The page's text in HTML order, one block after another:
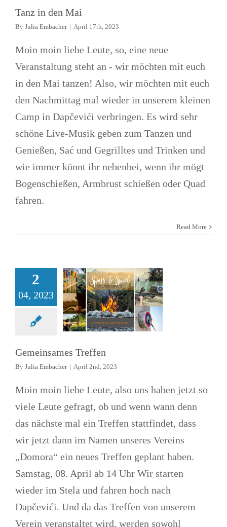
Tanz in den Mai
By Julia Embacher | April 17th, 2023
Moin moin liebe Leute, so, eine neue
Veranstaltung steht an - wir möchten mit euch
in den Mai tanzen! Also, wir möchten mit euch
den Nachmittag mal wieder in unserem kleinen
Camp in Dapčevići verbringen. Es wird sehr
schöne Live-Musik geben zum Tanzen und
Genießen, Sać und Gegrilltes und Trinken und
wie immer könnt ihr nebenbei, wenn ihr mögt
Bogenschießen, Armbrust schießen oder Quad
fahren.
Read More
2
04, 2023
Unser Verein Domora
Gemeinsames Treffen
By Julia Embacher | April 2nd, 2023
Moin moin liebe Leute, also uns haben jetzt so
viele Leute gefragt, ob und wenn wann denn
das nächste mal ein Treffen stattfindet, dass
wir jetzt dann im Namen unseres Vereins
„Domora“ ein neues Treffen geplant haben.
Samstag, 08. April ab 14 Uhr Wir starten
wieder im Stela und fahren hoch nach
Dapčevići. Und da das Treffen von unserem
Verein veranstaltet wird, werden sowohl